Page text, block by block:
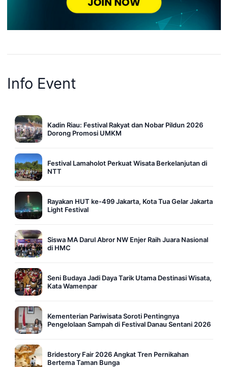
Info Event
Kadin Riau: Festival Rakyat dan Nobar Pildun 2026
Dorong Promosi UMKM
Festival Lamaholot Perkuat Wisata Berkelanjutan di
NTT
Rayakan HUT ke-499 Jakarta, Kota Tua Gelar Jakarta
Light Festival
Siswa MA Darul Abror NW Enjer Raih Juara Nasional
di HMC
Seni Budaya Jadi Daya Tarik Utama Destinasi Wisata,
Kata Wamenpar
Kementerian Pariwisata Soroti Pentingnya
Pengelolaan Sampah di Festival Danau Sentani 2026
Bridestory Fair 2026 Angkat Tren Pernikahan
Bertema Taman Bunga